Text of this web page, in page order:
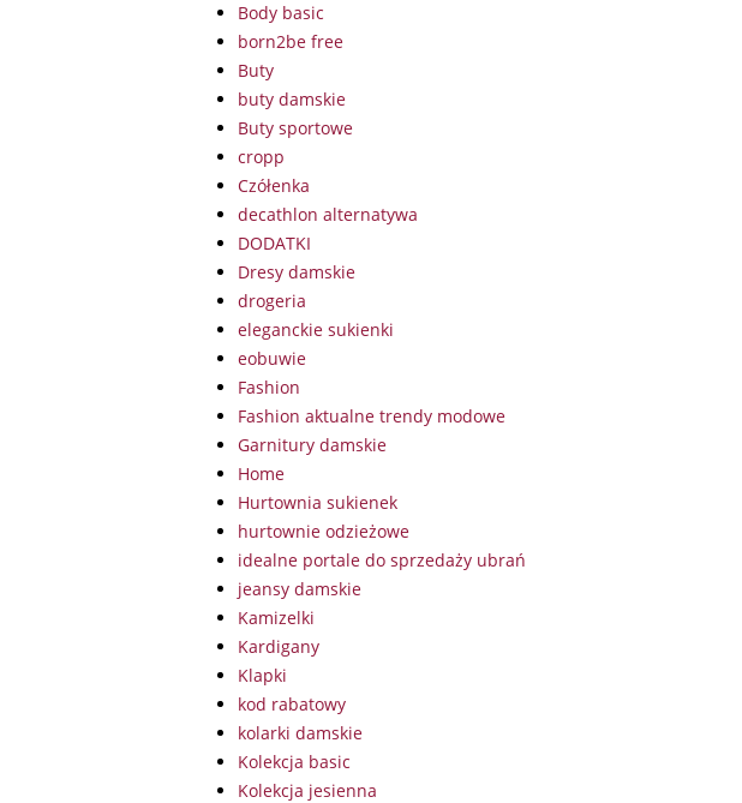
Body basic
born2be free
Buty
buty damskie
Buty sportowe
cropp
Czółenka
decathlon alternatywa
DODATKI
Dresy damskie
drogeria
eleganckie sukienki
eobuwie
Fashion
Fashion aktualne trendy modowe
Garnitury damskie
Home
Hurtownia sukienek
hurtownie odzieżowe
idealne portale do sprzedaży ubrań
jeansy damskie
Kamizelki
Kardigany
Klapki
kod rabatowy
kolarki damskie
Kolekcja basic
Kolekcja jesienna